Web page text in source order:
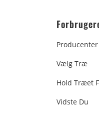
Producenter
Vælg Træ
Hold Træet
Vidste Du